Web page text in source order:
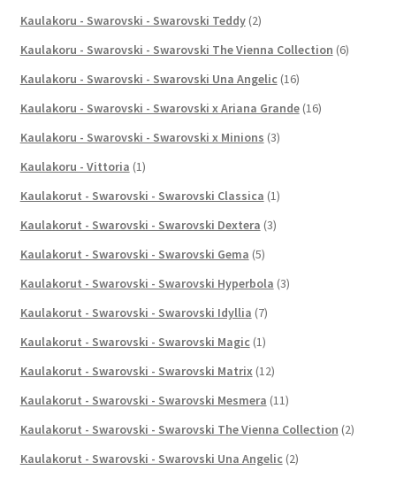
Kaulakoru - Swarovski - Swarovski Teddy (2)
Kaulakoru - Swarovski - Swarovski The Vienna Collection (6)
Kaulakoru - Swarovski - Swarovski Una Angelic (16)
Kaulakoru - Swarovski - Swarovski x Ariana Grande (16)
Kaulakoru - Swarovski - Swarovski x Minions (3)
Kaulakoru - Vittoria (1)
Kaulakorut - Swarovski - Swarovski Classica (1)
Kaulakorut - Swarovski - Swarovski Dextera (3)
Kaulakorut - Swarovski - Swarovski Gema (5)
Kaulakorut - Swarovski - Swarovski Hyperbola (3)
Kaulakorut - Swarovski - Swarovski Idyllia (7)
Kaulakorut - Swarovski - Swarovski Magic (1)
Kaulakorut - Swarovski - Swarovski Matrix (12)
Kaulakorut - Swarovski - Swarovski Mesmera (11)
Kaulakorut - Swarovski - Swarovski The Vienna Collection (2)
Kaulakorut - Swarovski - Swarovski Una Angelic (2)